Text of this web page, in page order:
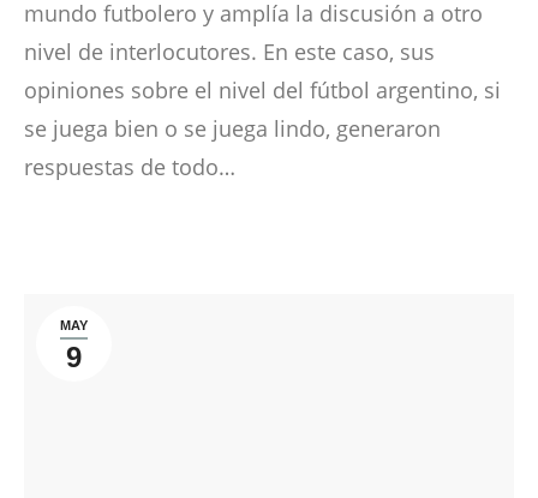
mundo futbolero y amplía la discusión a otro
nivel de interlocutores. En este caso, sus
opiniones sobre el nivel del fútbol argentino, si
se juega bien o se juega lindo, generaron
respuestas de todo…
MAY
9